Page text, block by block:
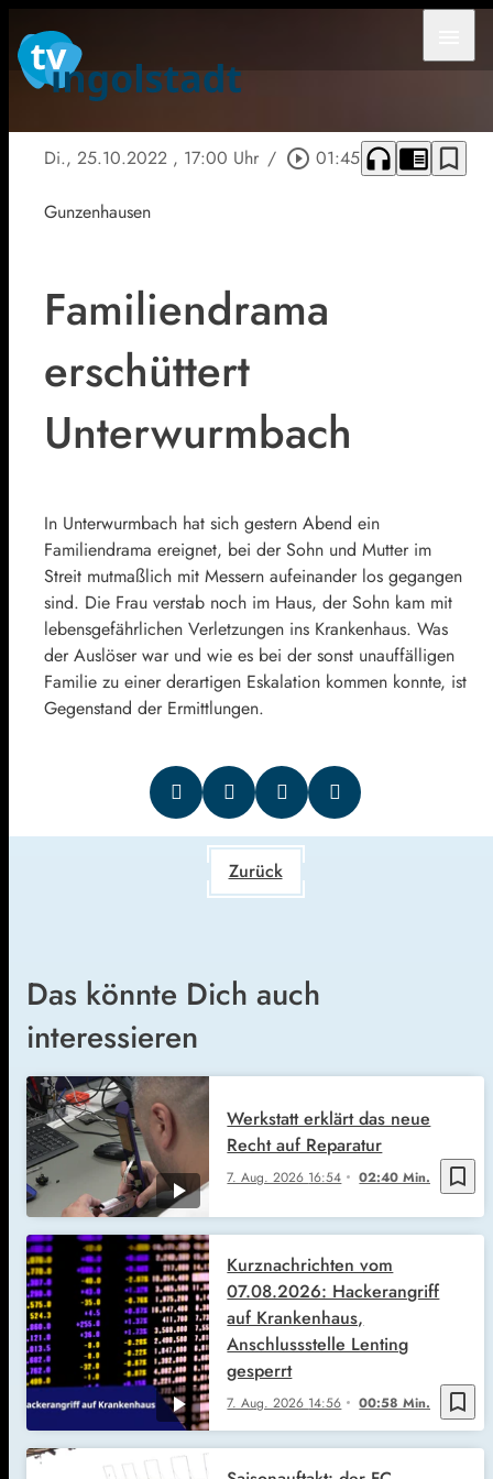
Di., 25.10.2022 , 17:00 Uhr / play_circle_outline 01:45 headphones chrome_reader_mode bookmark_border
Gunzenhausen
Familiendrama
erschüttert
Unterwurmbach
In Unterwurmbach hat sich gestern Abend ein
Familiendrama ereignet, bei der Sohn und Mutter im
Streit mutmaßlich mit Messern aufeinander los gegangen
sind. Die Frau verstab noch im Haus, der Sohn kam mit
lebensgefährlichen Verletzungen ins Krankenhaus. Was
der Auslöser war und wie es bei der sonst unauffälligen
Familie zu einer derartigen Eskalation kommen konnte, ist
Gegenstand der Ermittlungen.
Zurück
Das könnte Dich auch
interessieren
bookmark_border
7. Aug. 2026 16:54 02:40 Min.
Werkstatt erklärt das neue
Recht auf Reparatur
bookmark_border
7. Aug. 2026 14:56 00:58 Min.
Kurznachrichten vom
07.08.2026: Hackerangriff
auf Krankenhaus,
Anschlussstelle Lenting
gesperrt